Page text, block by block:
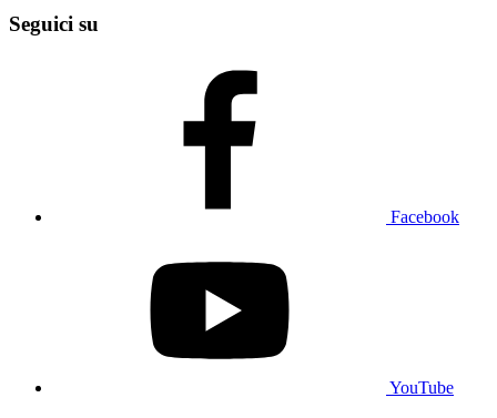
Seguici su
Facebook
YouTube